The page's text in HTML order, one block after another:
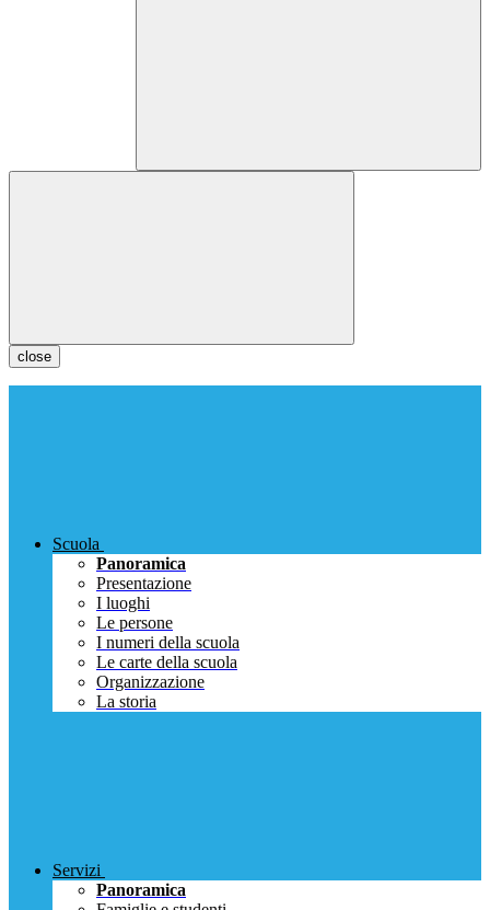
close
Scuola
Panoramica
Presentazione
I luoghi
Le persone
I numeri della scuola
Le carte della scuola
Organizzazione
La storia
Servizi
Panoramica